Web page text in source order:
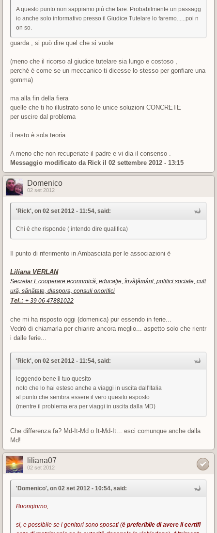
A questo punto non sappiamo più che fare. Probabilmente un passagg
io anche solo informativo presso il Giudice Tutelare lo faremo......poi n
on so.
guarda , si può dire quel che si vuole
(meno che il ricorso al giudice tutelare sia lungo e costoso ,
perchè è come se un meccanico ti dicesse lo stesso per gonfiare una
gomma)
ma alla fin della fiera
quelle che ti ho illustrato sono le unice soluzioni CONCRETE
per uscire dal problema
il resto è sola teoria .
A meno che non recuperiate il padre e vi dia il consenso .
Messaggio modificato da Rick il 02 settembre 2012 - 13:15
Domenico
02 set 2012
'Rick', on 02 set 2012 - 11:54, said:
Chi è che risponde ( intendo dire qualifica)
Il punto di riferimento in Ambasciata per le associazioni è
Liliana VERLAN
Secretar I, cooperare economică, educaţie, învăţământ, politici sociale, cult
ură, sănătate, diaspora, consuli onorifici
Tel.: + 39 06 47881022
che mi ha risposto oggi (domenica) pur essendo in ferie...
Vedrò di chiamarla per chiarire ancora meglio... aspetto solo che rientr
i dalle ferie...
'Rick', on 02 set 2012 - 11:54, said:
leggendo bene il tuo quesito
noto che lo hai esteso anche a viaggi in uscita dall'Italia
al punto che sembra essere il vero quesito esposto
(mentre il problema era per viaggi in uscita dalla MD)
Che differenza fa? Md-It-Md o It-Md-It... esci comunque anche dalla
Md!
liliana07
02 set 2012
'Domenico', on 02 set 2012 - 10:54, said:
Buongiorno,
si, e possibile se i genitori sono sposati (è preferibile di avere il certifi